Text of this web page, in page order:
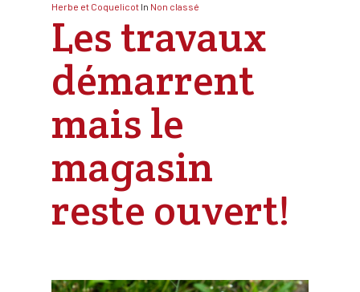
Herbe et Coquelicot In Non classé
Les travaux
démarrent
mais le
magasin
reste ouvert!